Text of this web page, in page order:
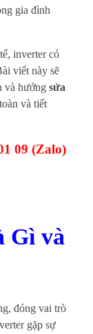
gia đình
inverter có
viết này sẽ
và hướng sửa
và tiết
09 (Zalo)
Gì và
đóng vai trò
gặp sự